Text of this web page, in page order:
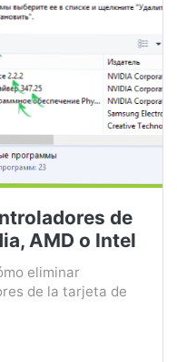
de
AMD o Intel
eliminar
de la tarjeta de